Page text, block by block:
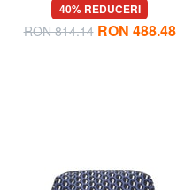
40% REDUCERI
RON 814.14 RON 488.48